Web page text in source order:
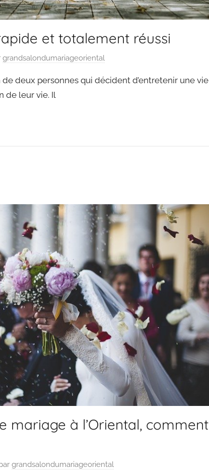
et totalement réussi
grandsalondumariageoriental
de deux personnes qui décident d’entretenir une vie
de leur vie. Il
mariage à l’Oriental, comment
grandsalondumariageoriental